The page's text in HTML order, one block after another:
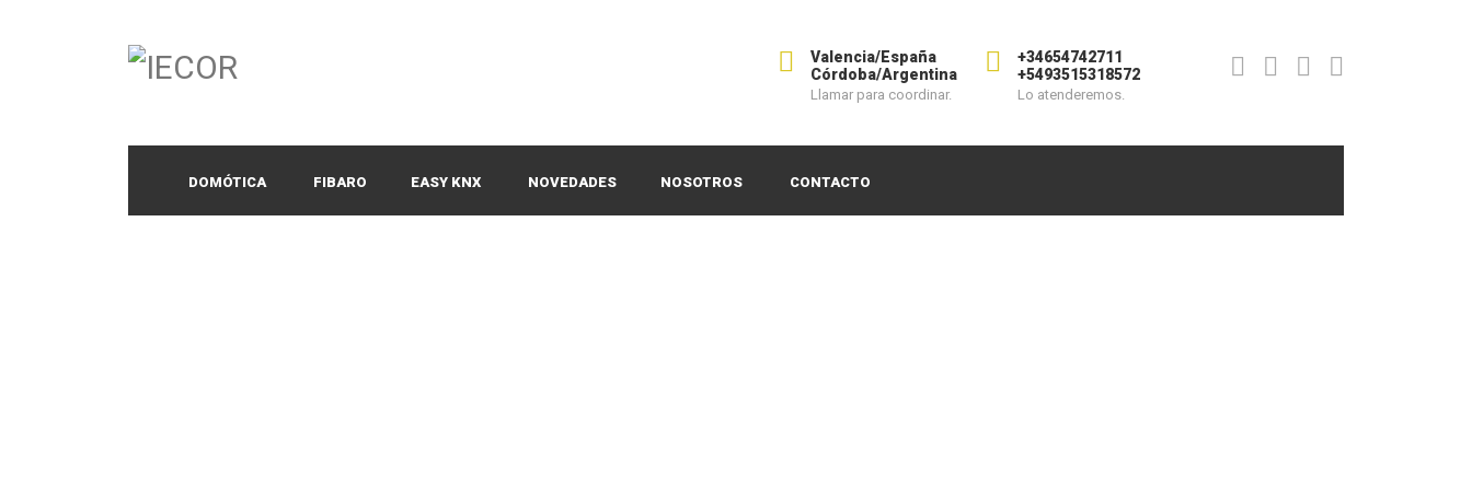
+34654742711
+5493515318572
Lo atenderemos.
Valencia/España
Córdoba/Argentina
Llamar para coordinar.
DOMÓTICA FIBARO EASY KNX NOVEDADES NOSOTROS CONTACTO